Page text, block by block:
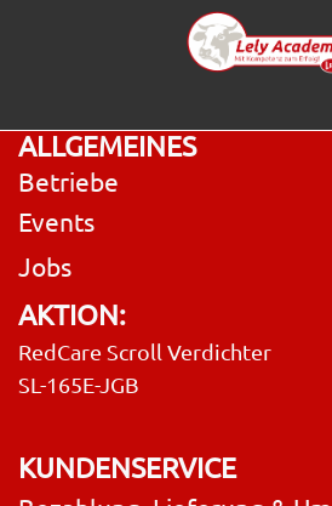
ALLGEMEINES
Betriebe
Events
Jobs
AKTION:
RedCare Scroll Verdichter
SL-165E-JGB
KUNDENSERVICE